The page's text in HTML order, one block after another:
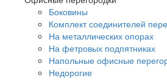
Боковины
Комплект соединителей
На металлических опорах
На фетровых подпятниках
Напольные офисные
Недорогие